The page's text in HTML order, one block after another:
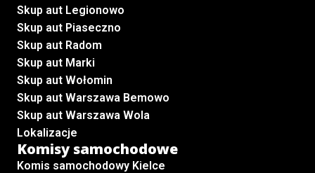
Skup aut Legionowo
Skup aut Piaseczno
Skup aut Radom
Skup aut Marki
Skup aut Wołomin
Skup aut Warszawa Bemowo
Skup aut Warszawa Wola
Lokalizacje
Komisy samochodowe
Komis samochodowy Kielce